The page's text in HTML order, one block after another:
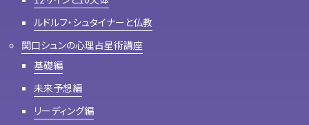
ルドルフ・シュタイナーと仏教
関口シュンの心理占星術講座
基礎編
未来予想編
リーディング編